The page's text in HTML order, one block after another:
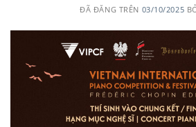
ĐÃ ĐĂNG TRÊN 03/10/2025